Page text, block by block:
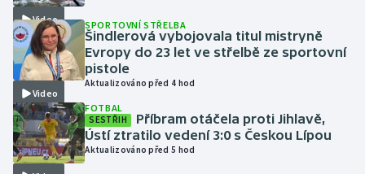
Házená
Jezdectví
Judo
Krasobruslení
Video
Video
SPORTOVNÍ STŘELBA
Šindlerová vybojovala titul mistryně
Evropy do 23 let ve střelbě ze sportovní
pistole
Aktualizováno před 4 hod
FOTBAL
SESTŘIH
Příbram otáčela proti Jihlavě,
Ústí ztratilo vedení 3:0 s Českou Lípou
Aktualizováno před 5 hod